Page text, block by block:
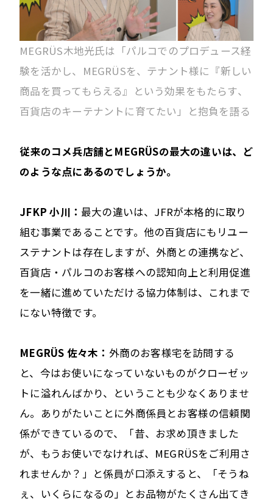
MEGRÜS木地光氏は「パルコでのプロデュース経
験を活かし、MEGRÜSを、テナント様に『新しい
商品を買ってもらえる』という効果をもたらす、
百貨店のキーテナントに育てたい」と抱負を語る
――従来のコメ兵店舗とMEGRÜSの最大の違いは、ど
のような点にあるのでしょうか。
JFKP 小川： 最大の違いは、JFRが本格的に取り
組む事業であることです。他の百貨店にもリユー
ステナントは存在しますが、外商との連携など、
百貨店・パルコのお客様への認知向上と利用促進
を一緒に進めていただける協力体制は、これまで
にない特徴です。
MEGRÜS 佐々木： 外商のお客様宅を訪問する
と、今はお使いになっていないものがクローゼッ
トに溢れんばかり、ということも少なくありませ
ん。ありがたいことに外商係員とお客様の信頼関
係ができているので、「昔、お求め頂きました
が、もうお使いでなければ、MEGRÜSをご利用さ
れませんか？」と係員が口添えすると、「そうね
ぇ、いくらになるの」とお品物がたくさん出てき